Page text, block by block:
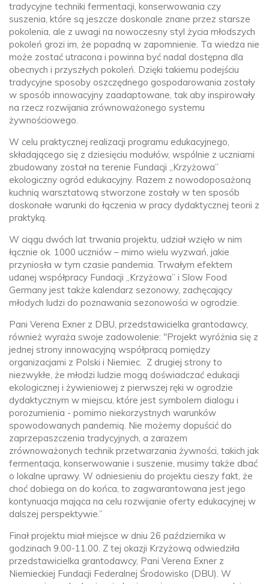
tradycyjne techniki fermentacji, konserwowania czy
suszenia, które są jeszcze doskonale znane przez starsze
pokolenia, ale z uwagi na nowoczesny styl życia młodszych
pokoleń grozi im, że popadną w zapomnienie. Ta wiedza nie
może zostać utracona i powinna być nadal dostępna dla
obecnych i przyszłych pokoleń. Dzięki takiemu podejściu
tradycyjne sposoby oszczędnego gospodarowania zostały
w sposób innowacyjny zaadaptowane, tak aby inspirowały
na rzecz rozwijania zrównoważonego systemu
żywnościowego.
W celu praktycznej realizacji programu edukacyjnego,
składającego się z dziesięciu modułów, wspólnie z uczniami
zbudowany został na terenie Fundacji „Krzyżowa”
ekologiczny ogród edukacyjny. Razem z nowodoposażoną
kuchnią warsztatową stworzone zostały w ten sposób
doskonałe warunki do łączenia w pracy dydaktycznej teorii z
praktyką.
W ciągu dwóch lat trwania projektu, udział wzięło w nim
łącznie ok. 1000 uczniów – mimo wielu wyzwań, jakie
przyniosła w tym czasie pandemia. Trwałym efektem
udanej współpracy Fundacji „Krzyżowa” i Slow Food
Germany jest także kalendarz sezonowy, zachęcający
młodych ludzi do poznawania sezonowości w ogrodzie.
Pani Verena Exner z DBU, przedstawicielka grantodawcy,
również wyraża swoje zadowolenie: "Projekt wyróżnia się z
jednej strony innowacyjną współpracą pomiędzy
organizacjami z Polski i Niemiec. Z drugiej strony to
niezwykłe, że młodzi ludzie mogą doświadczać edukacji
ekologicznej i żywieniowej z pierwszej ręki w ogrodzie
dydaktycznym w miejscu, które jest symbolem dialogu i
porozumienia - pomimo niekorzystnych warunków
spowodowanych pandemią. Nie możemy dopuścić do
zaprzepaszczenia tradycyjnych, a zarazem
zrównoważonych technik przetwarzania żywności, takich jak
fermentacja, konserwowanie i suszenie, musimy także dbać
o lokalne uprawy. W odniesieniu do projektu cieszy fakt, że
choć dobiega on do końca, to zagwarantowana jest jego
kontynuacja mająca na celu rozwijanie oferty edukacyjnej w
dalszej perspektywie.”
Finał projektu miał miejsce w dniu 26 października w
godzinach 9.00-11.00. Z tej okazji Krzyżową odwiedziła
przedstawicielka grantodawcy, Pani Verena Exner z
Niemieckiej Fundacji Federalnej Środowisko (DBU). W